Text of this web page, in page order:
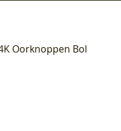
Oorknoppen Bol